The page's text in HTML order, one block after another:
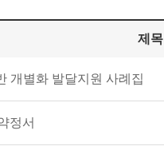
제목
개별화 발달지원 사례집
정서